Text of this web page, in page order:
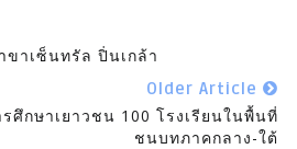
าเซ็นทรัล ปิ่นเกล้า
Older Article
ศึกษาเยาวชน 100 โรงเรียนในพื้นที่
ชนบทภาคกลาง-ใต้